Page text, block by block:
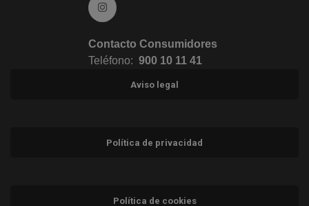
Ir a Instagram (abre en ventana nueva)
Contacto Consumidores
Teléfono: 900 10 11 41
Aviso legal
Política de privacidad
Política de cookies